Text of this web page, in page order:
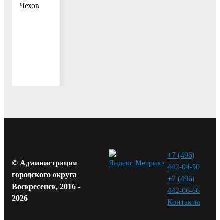
Чехов
© Администрация
городского округа
Воскресенск, 2016 -
2026
+7 (496)
442-04-50
+7 (496)
442-06-66
Контакты⁠